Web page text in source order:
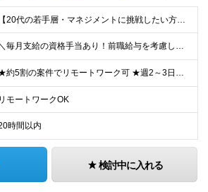
【20代の若手層・マネジメントに挑戦したい方歓迎】 ●学歴不問 ●ITに関する何らかの知識や実務経験がある方 （※IT実務未経験でも、金融・公共系の業務知識をお持ちであればOKです！） ★こんな方
＼毎月支給の資格手当あり！前職給与を考慮し相談します／ 月給30万円～50万円＋賞与年2回＋各種手当 ※ご経験・スキルなどを考慮の上、当社規定により優遇 ※固定残業代（30時間分／月57,200円～
★約5割の案件でリモートワーク可 ★週2～3日在宅勤務OK 各プロジェクト先（東京23区内／横浜市／川崎市）または本社での勤務となります。 【本社】神奈川県横浜市中区扇町2-4-2 ※(変更の範
リモートワークOK
時間以内
検討中に入れる